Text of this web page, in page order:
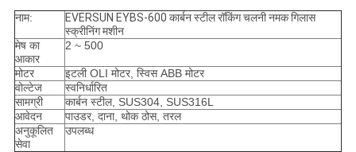
नाम:
EVERSUN EYBS-600 कार्बन स्टील रॉकिंग चलनी नमक गिलास
स्क्रीनिंग मशीन
मेष का
आकार
2 ~ 500
मोटर
इटली OLI मोटर, स्विस ABB मोटर
वोल्टेज
स्वनिर्धारित
सामग्री
कार्बन स्टील, SUS304, SUS316L
आवेदन
पाउडर, दाना, थोक ठोस, तरल
अनुकूलित
सेवा
उपलब्ध